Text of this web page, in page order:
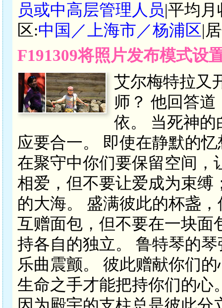
员或中高层管理人员|平均月
区:中国／上海市／杨浦区|
F191309将照片发布模式设
艾尔梅特拉又
师？ 他回答
依。 当死神
应要合一。 即使在静默的
在聚守中你们要保留空间，
相爱，但不要让爱成为束缚
的大海。 盛满彼此的杯盏
互赠面包，但不要在一块面
持各自的独立。 鲁特琴的
乐曲震颤。 彼此赠献你们
生命之手才能把持你们的心